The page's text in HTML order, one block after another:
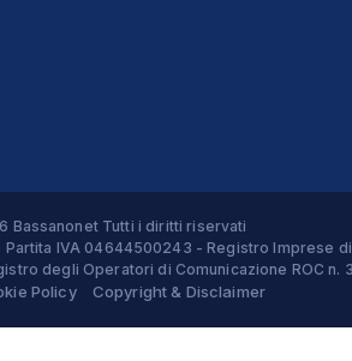
Tutti i diritti riservati
IVA 04644500243 - Registro Imprese
degli Operatori di Comunicazione ROC
Policy Copyright & Disclaimer